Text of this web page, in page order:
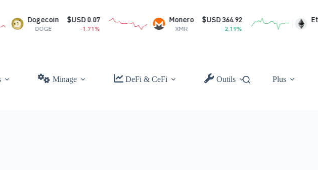
$USD 0.07
-1.71%
Monero
XMR
$USD 364.92
2.19%
Ethereum
ETH
Minage DeFi & CeFi Outils Plus